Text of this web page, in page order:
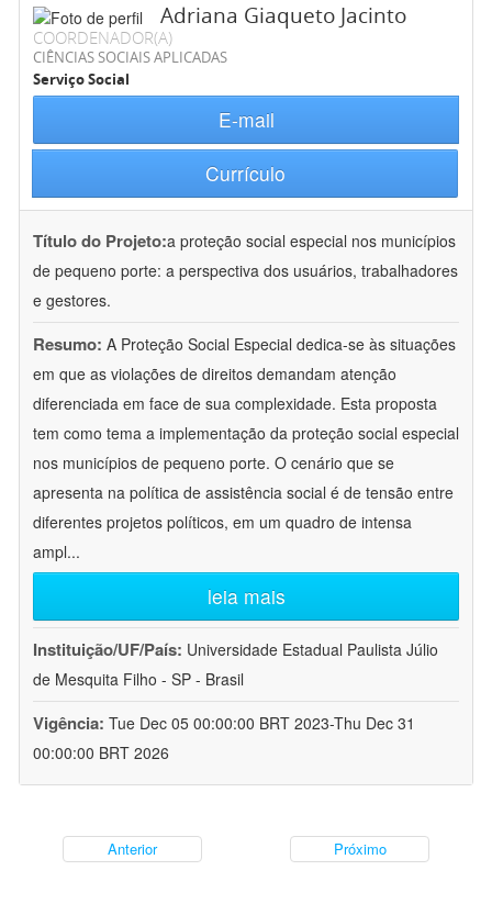
Adriana Giaqueto Jacinto
COORDENADOR(A)
CIÊNCIAS SOCIAIS APLICADAS
Serviço Social
E-mail
Currículo
Título do Projeto:a proteção social especial nos municípios
de pequeno porte: a perspectiva dos usuários, trabalhadores
e gestores.
Resumo: A Proteção Social Especial dedica-se às situações
em que as violações de direitos demandam atenção
diferenciada em face de sua complexidade. Esta proposta
tem como tema a implementação da proteção social especial
nos municípios de pequeno porte. O cenário que se
apresenta na política de assistência social é de tensão entre
diferentes projetos políticos, em um quadro de intensa
ampl...
leia mais
Instituição/UF/País: Universidade Estadual Paulista Júlio
de Mesquita Filho - SP - Brasil
Vigência: Tue Dec 05 00:00:00 BRT 2023-Thu Dec 31
00:00:00 BRT 2026
Anterior Próximo